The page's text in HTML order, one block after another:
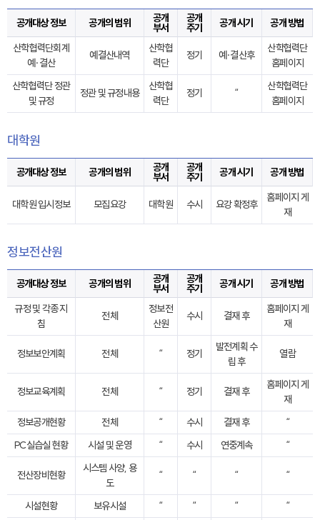
공개대상 정보 공개의 범위 공개
부서
공개
주기 공개 시기
공개 방법
산학협력단회계
예·결산
예결산내역
산학협
력단
정기 예·결산후
산학협력단
홈페이지
산학협력단 정관
및 규정
정관 및 규정내용
산학협
력단
정기 “
산학협력단
홈페이지
대학원
공개대상 정보 공개의 범위 공개
부서
공개
주기 공개 시기 공개 방법
대학원 입시정보 모집요강 대학원 수시 요강 확정후
홈페이지 게
재
정보전산원
공개대상 정보 공개의 범위 공개
부서
공개
주기 공개 시기
공개 방법
규정 및 각종 지
침
전체
정보전
산원
수시 결재 후
홈페이지 게
재
정보보안계획 전체 “ 정기
발전계획 수
립 후
열람
정보교육계획 전체 “ 정기 결재 후
홈페이지 게
재
정보공개현황
전체 “ 수시 결재 후
“
PC실습실 현황
시설 및 운영 “ 수시 연중계속 “
전산장비현황
시스템 사양, 용
도
“ “ “ “
시설현황 보유시설 “ “ “
“